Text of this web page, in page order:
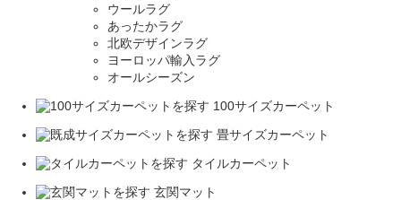
ウールラグ
あったかラグ
北欧デザインラグ
ヨーロッパ輸入ラグ
オールシーズン
100サイズカーペット
畳サイズカーペット
タイルカーペット
玄関マット